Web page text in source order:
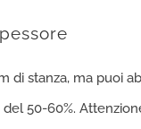
di stanza, ma puoi
50-60%.